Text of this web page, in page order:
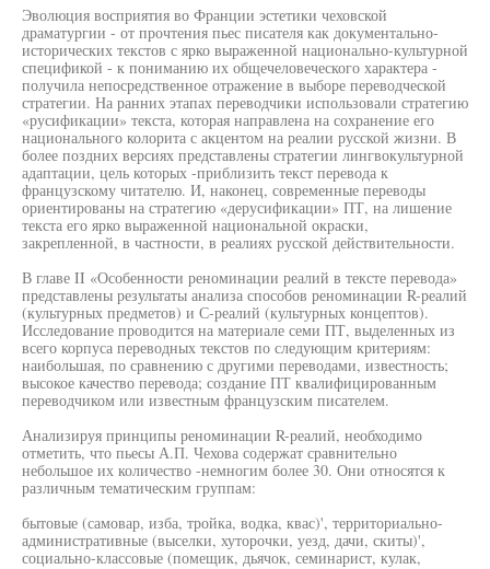
Эволюция восприятия во Франции эстетики чеховской
драматургии - от прочтения пьес писателя как документально-
исторических текстов с ярко выраженной национально-культурной
спецификой - к пониманию их общечеловеческого характера -
получила непосредственное отражение в выборе переводческой
стратегии. На ранних этапах переводчики использовали стратегию
«русификации» текста, которая направлена на сохранение его
национального колорита с акцентом на реалии русской жизни. В
более поздних версиях представлены стратегии лингвокультурной
адаптации, цель которых -приблизить текст перевода к
французскому читателю. И, наконец, современные переводы
ориентированы на стратегию «дерусификации» ПТ, на лишение
текста его ярко выраженной национальной окраски,
закрепленной, в частности, в реалиях русской действительности.
В главе II «Особенности реноминации реалий в тексте перевода»
представлены результаты анализа способов реноминации R-реалий
(культурных предметов) и С-реалий (культурных концептов).
Исследование проводится на материале семи ПТ, выделенных из
всего корпуса переводных текстов по следующим критериям:
наибольшая, по сравнению с другими переводами, известность;
высокое качество перевода; создание ПТ квалифицированным
переводчиком или известным французским писателем.
Анализируя принципы реноминации R-реалий, необходимо
отметить, что пьесы А.П. Чехова содержат сравнительно
небольшое их количество -немногим более 30. Они относятся к
различным тематическим группам:
бытовые (самовар, изба, тройка, водка, квас)', территориально-
административные (выселки, хуторочки, уезд, дачи, скиты)',
социально-классовые (помещик, дьячок, семинарист, кулак,